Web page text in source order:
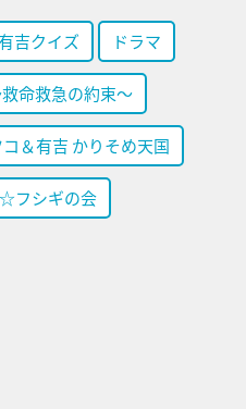
吉クイズ ドラマ
命救急の約束～
＆有吉 かりそめ天国
フシギの会